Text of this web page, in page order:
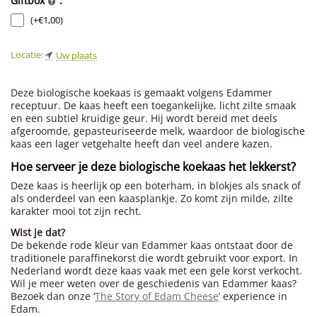
(+€1,00)
Locatie: Uw plaats
Deze biologische koekaas is gemaakt volgens Edammer
receptuur. De kaas heeft een toegankelijke, licht zilte smaak
en een subtiel kruidige geur. Hij wordt bereid met deels
afgeroomde, gepasteuriseerde melk, waardoor de biologische
kaas een lager vetgehalte heeft dan veel andere kazen.
Hoe serveer je deze biologische koekaas het lekkerst?
Deze kaas is heerlijk op een boterham, in blokjes als snack of
als onderdeel van een kaasplankje. Zo komt zijn milde, zilte
karakter mooi tot zijn recht.
Wist je dat?
De bekende rode kleur van Edammer kaas ontstaat door de
traditionele paraffinekorst die wordt gebruikt voor export. In
Nederland wordt deze kaas vaak met een gele korst verkocht.
Wil je meer weten over de geschiedenis van Edammer kaas?
Bezoek dan onze ‘The Story of Edam Cheese’ experience in
Edam.